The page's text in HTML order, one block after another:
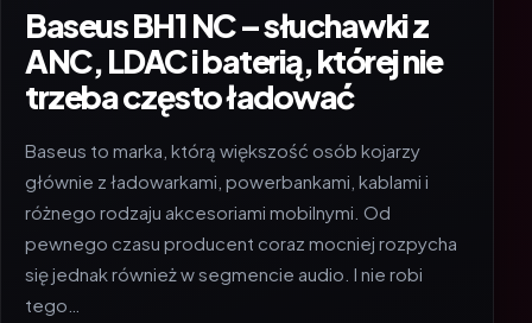
Baseus BH1 NC – słuchawki z
ANC, LDAC i baterią, której nie
trzeba często ładować
Baseus to marka, którą większość osób kojarzy
głównie z ładowarkami, powerbankami, kablami i
różnego rodzaju akcesoriami mobilnymi. Od
pewnego czasu producent coraz mocniej rozpycha
się jednak również w segmencie audio. I nie robi
tego…